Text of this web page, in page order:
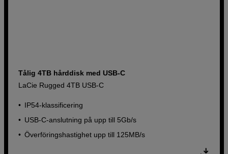
Tålig 4TB hårddisk med USB-C
LaCie Rugged 4TB USB-C
IP54-klassificering
USB-C-anslutning på upp till 5Gb/s
Överföringshastighet upp till 125MB/s